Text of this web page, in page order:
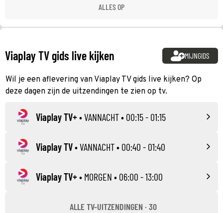
ALLES OP
Viaplay TV gids live kijken MIJNGIDS
Wil je een aflevering van Viaplay TV gids live kijken? Op
deze dagen zijn de uitzendingen te zien op tv.
Viaplay TV+•VANNACHT• 00:15 - 01:15
Viaplay TV•VANNACHT• 00:40 - 01:40
Viaplay TV+• MORGEN • 06:00 - 13:00
ALLE TV-UITZENDINGEN · 30